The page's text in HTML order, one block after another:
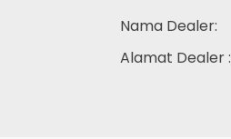
Nama Dealer:
Alamat Dealer :